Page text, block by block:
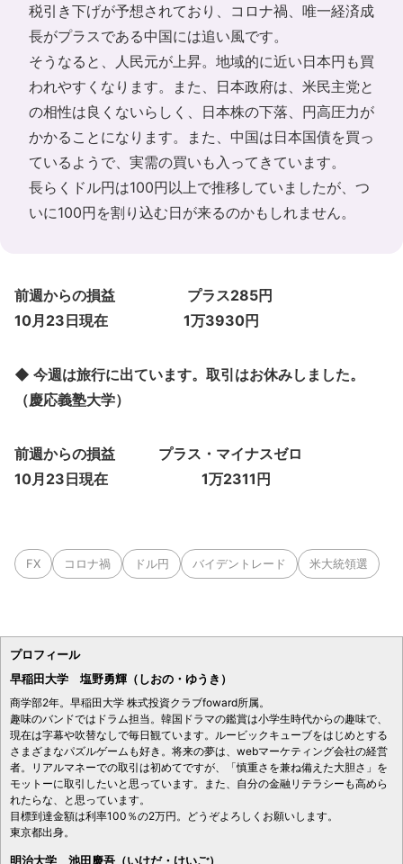
税引き下げが予想されており、コロナ禍、唯一経済成
長がプラスである中国には追い風です。
そうなると、人民元が上昇。地域的に近い日本円も買
われやすくなります。また、日本政府は、米民主党と
の相性は良くないらしく、日本株の下落、円高圧力が
かかることになります。また、中国は日本国債を買っ
ているようで、実需の買いも入ってきています。
長らくドル円は100円以上で推移していましたが、つ
いに100円を割り込む日が来るのかもしれません。
前週からの損益 プラス285円
10月23日現在 1万3930円
◆ 今週は旅行に出ています。取引はお休みしました。
（慶応義塾大学）
前週からの損益 プラス・マイナスゼロ
10月23日現在 1万2311円
FX コロナ禍 ドル円 バイデントレード 米大統領選
プロフィール
早稲田大学 塩野勇輝（しおの・ゆうき）
商学部2年。早稲田大学 株式投資クラブfoward所属。
趣味のバンドではドラム担当。韓国ドラマの鑑賞は小学生時代からの趣味で、
現在は字幕や吹替なしで毎日観ています。ルービックキューブをはじめとする
さまざまなパズルゲームも好き。将来の夢は、webマーケティング会社の経営
者。リアルマネーでの取引は初めてですが、「慎重さを兼ね備えた大胆さ」を
モットーに取引したいと思っています。また、自分の金融リテラシーも高めら
れたらな、と思っています。
目標到達金額は利率100％の2万円。どうぞよろしくお願いします。
東京都出身。
明治大学 池田慶吾（いけだ・けいご）